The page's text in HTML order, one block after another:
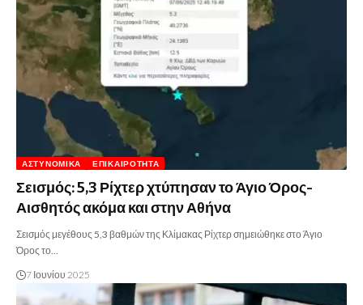
ΑΣΤΥΝΟΜΙΚΆ ΕΠΙΚΑΙΡΌΤΗΤΑ
Σεισμός: 5,3 Ρίχτερ χτύπησαν το Άγιο Όρος-
Αισθητός ακόμα και στην Αθήνα
Σεισμός μεγέθους 5,3 βαθμών της Κλίμακας Ρίχτερ σημειώθηκε στο Άγιο
Όρος το…
7 Ιουνίου 2025